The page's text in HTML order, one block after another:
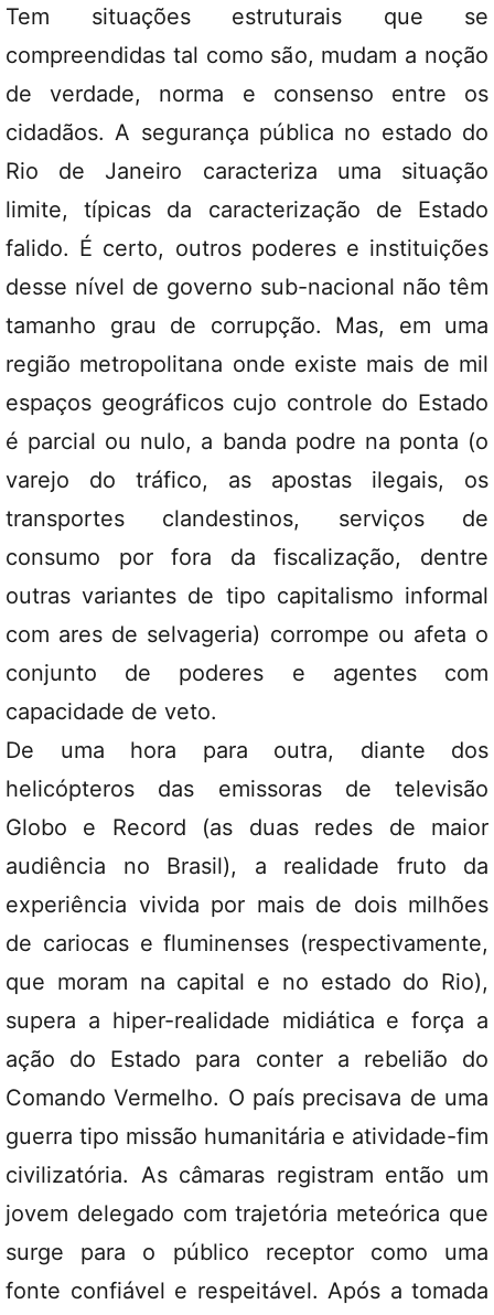
Tem situações estruturais que se
compreendidas tal como são, mudam a noção
de verdade, norma e consenso entre os
cidadãos. A segurança pública no estado do
Rio de Janeiro caracteriza uma situação
limite, típicas da caracterização de Estado
falido. É certo, outros poderes e instituições
desse nível de governo sub-nacional não têm
tamanho grau de corrupção. Mas, em uma
região metropolitana onde existe mais de mil
espaços geográficos cujo controle do Estado
é parcial ou nulo, a banda podre na ponta (o
varejo do tráfico, as apostas ilegais, os
transportes clandestinos, serviços de
consumo por fora da fiscalização, dentre
outras variantes de tipo capitalismo informal
com ares de selvageria) corrompe ou afeta o
conjunto de poderes e agentes com
capacidade de veto.
De uma hora para outra, diante dos
helicópteros das emissoras de televisão
Globo e Record (as duas redes de maior
audiência no Brasil), a realidade fruto da
experiência vivida por mais de dois milhões
de cariocas e fluminenses (respectivamente,
que moram na capital e no estado do Rio),
supera a hiper-realidade midiática e força a
ação do Estado para conter a rebelião do
Comando Vermelho. O país precisava de uma
guerra tipo missão humanitária e atividade-fim
civilizatória. As câmaras registram então um
jovem delegado com trajetória meteórica que
surge para o público receptor como uma
fonte confiável e respeitável. Após a tomada